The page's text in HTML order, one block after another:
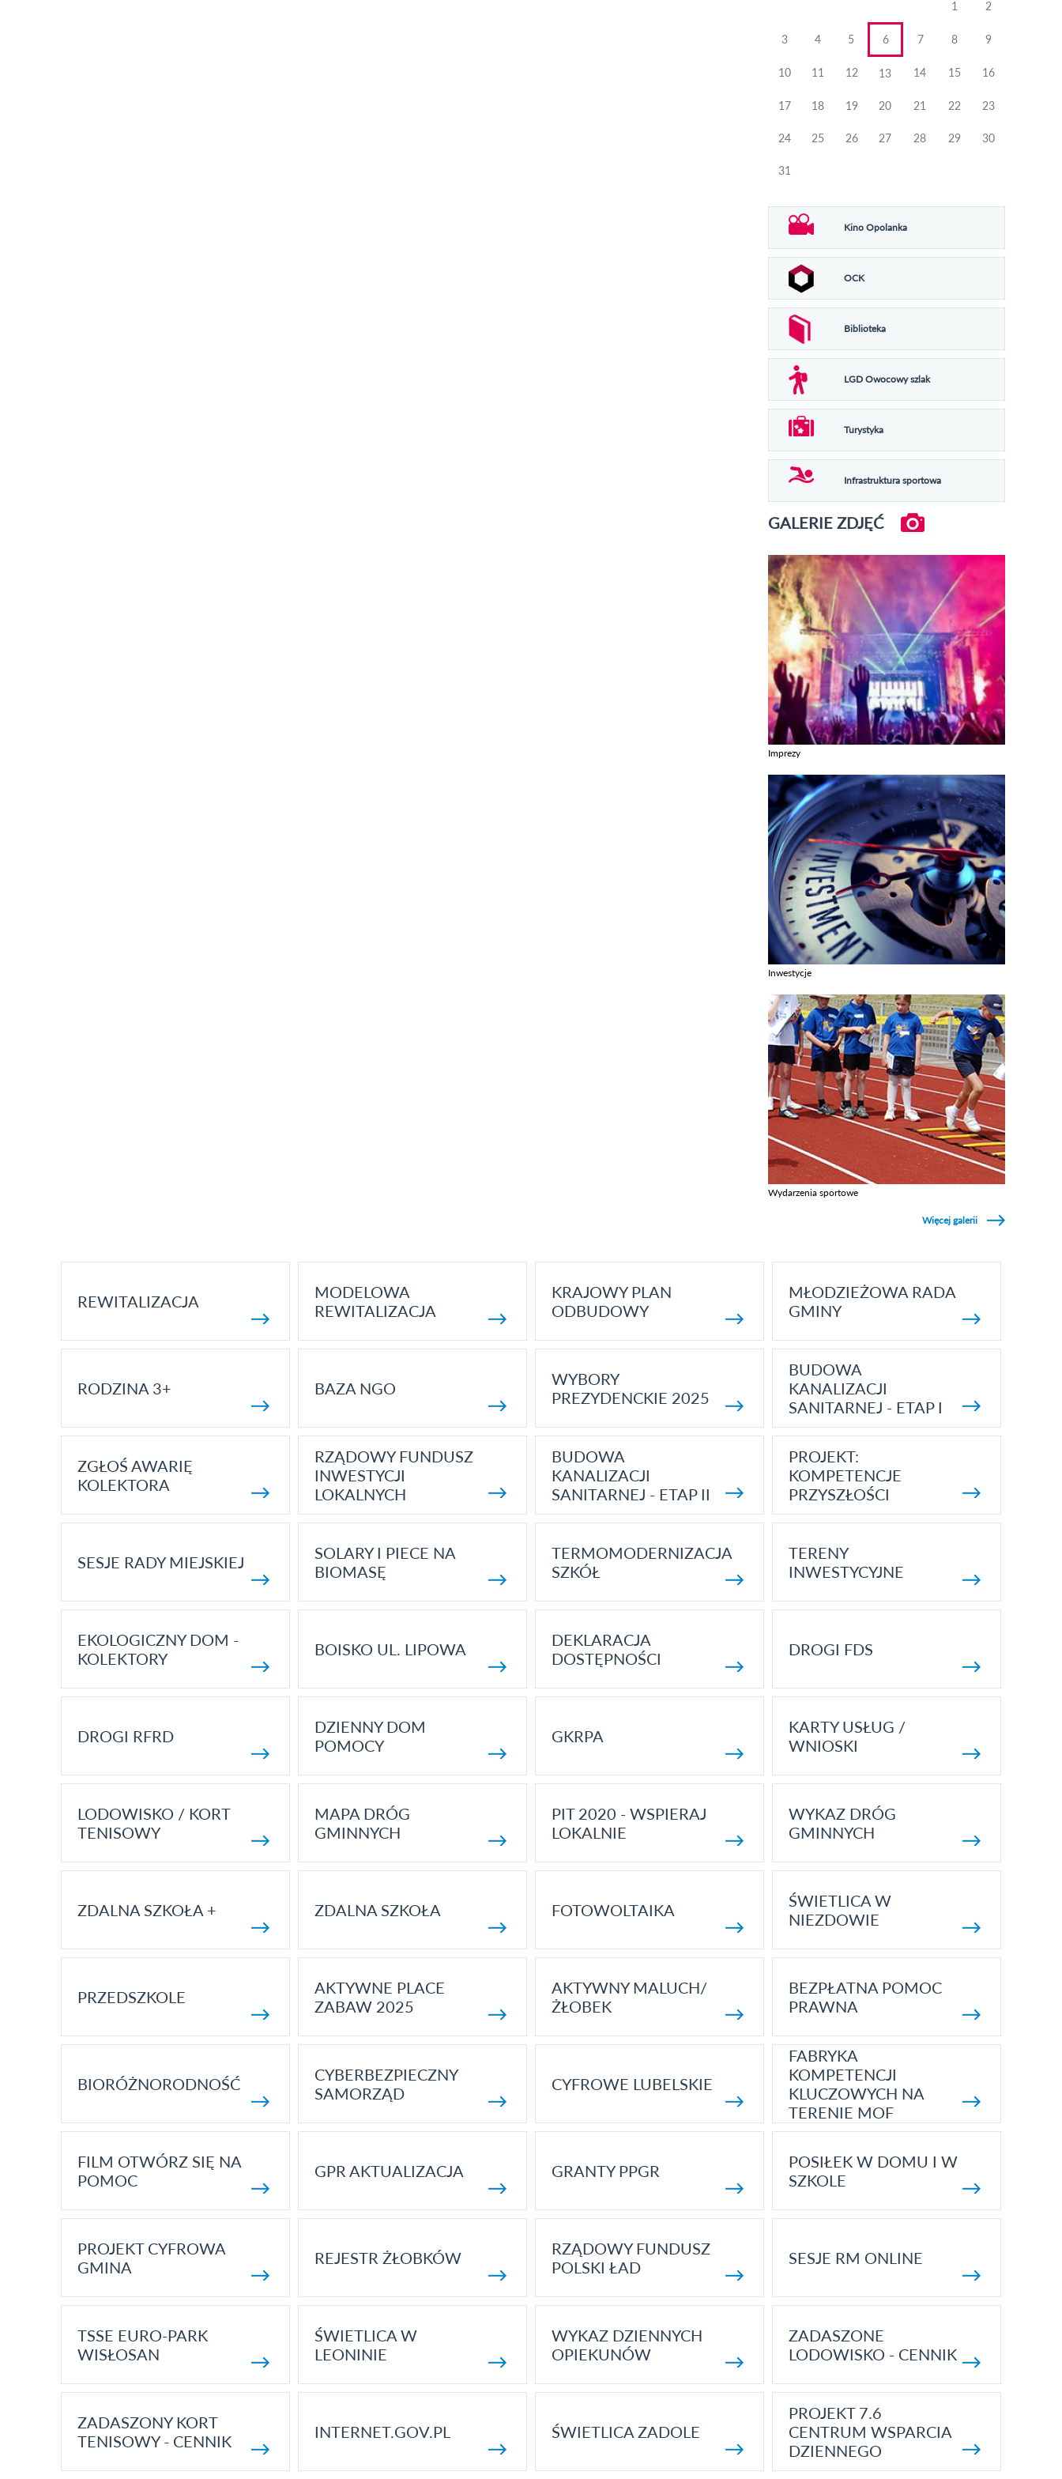
1 2
3 4 5 6 7 8 9
10 11 12 13 14 15 16
17 18 19 20 21 22 23
24 25 26 27 28 29 30
31
Kino Opolanka
OCK
Biblioteka
LGD Owocowy szlak
Turystyka
Infrastruktura sportowa
GALERIE ZDJĘĆ
Imprezy
Inwestycje
Wydarzenia sportowe
Więcej galerii
REWITALIZACJA
MODELOWA
REWITALIZACJA
KRAJOWY PLAN
ODBUDOWY
MŁODZIEŻOWA RADA
GMINY
RODZINA 3+ BAZA NGO
WYBORY
PREZYDENCKIE 2025
BUDOWA
KANALIZACJI
SANITARNEJ - ETAP I
ZGŁOŚ AWARIĘ
KOLEKTORA
RZĄDOWY FUNDUSZ
INWESTYCJI
LOKALNYCH
BUDOWA
KANALIZACJI
SANITARNEJ - ETAP II
PROJEKT:
KOMPETENCJE
PRZYSZŁOŚCI
SESJE RADY MIEJSKIEJ
SOLARY I PIECE NA
BIOMASĘ
TERMOMODERNIZACJA
SZKÓŁ
TERENY
INWESTYCYJNE
EKOLOGICZNY DOM -
KOLEKTORY
BOISKO UL. LIPOWA
DEKLARACJA
DOSTĘPNOŚCI
DROGI FDS
DROGI RFRD
DZIENNY DOM
POMOCY
GKRPA
KARTY USŁUG /
WNIOSKI
LODOWISKO / KORT
TENISOWY
MAPA DRÓG
GMINNYCH
PIT 2020 - WSPIERAJ
LOKALNIE
WYKAZ DRÓG
GMINNYCH
ZDALNA SZKOŁA + ZDALNA SZKOŁA FOTOWOLTAIKA
ŚWIETLICA W
NIEZDOWIE
PRZEDSZKOLE
AKTYWNE PLACE
ZABAW 2025
AKTYWNY MALUCH/
ŻŁOBEK
BEZPŁATNA POMOC
PRAWNA
BIORÓŻNORODNOŚĆ
CYBERBEZPIECZNY
SAMORZĄD
CYFROWE LUBELSKIE
FABRYKA
KOMPETENCJI
KLUCZOWYCH NA
TERENIE MOF
FILM OTWÓRZ SIĘ NA
POMOC
GPR AKTUALIZACJA GRANTY PPGR
POSIŁEK W DOMU I W
SZKOLE
PROJEKT CYFROWA
GMINA
REJESTR ŻŁOBKÓW
RZĄDOWY FUNDUSZ
POLSKI ŁAD
SESJE RM ONLINE
TSSE EURO-PARK
WISŁOSAN
ŚWIETLICA W
LEONINIE
WYKAZ DZIENNYCH
OPIEKUNÓW
ZADASZONE
LODOWISKO - CENNIK
ZADASZONY KORT
TENISOWY - CENNIK
INTERNET.GOV.PL ŚWIETLICA ZADOLE
PROJEKT 7.6
CENTRUM WSPARCIA
DZIENNEGO